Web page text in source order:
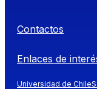
Contactos
Enlaces de
Universidad de Chile